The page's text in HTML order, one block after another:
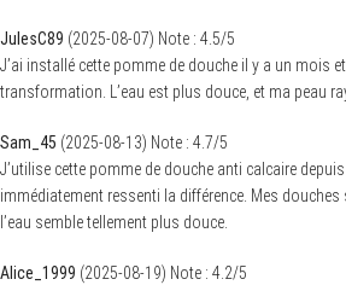
JulesC89 (2025-08-07) Note : 4.5/5
J’ai installé cette pomme de douche il y a un mois
transformation. L’eau est plus douce, et ma peau
Sam_45 (2025-08-13) Note : 4.7/5
J’utilise cette pomme de douche anti calcaire
immédiatement ressenti la différence. Mes douches
l’eau semble tellement plus douce.
Alice_1999 (2025-08-19) Note : 4.2/5